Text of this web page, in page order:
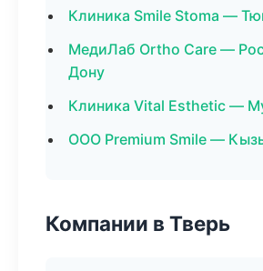
Клиника Smile Stoma —
МедиЛаб Ortho Care —
Дону
Клиника Vital Esthetic —
ООО Premium Smile —
Компании в Тверь